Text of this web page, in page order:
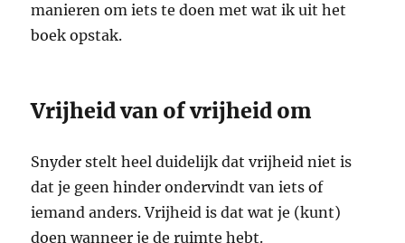
manieren om iets te doen met wat ik uit het
boek opstak.
Vrijheid van of vrijheid om
Snyder stelt heel duidelijk dat vrijheid niet is
dat je geen hinder ondervindt van iets of
iemand anders. Vrijheid is dat wat je (kunt)
doen wanneer je de ruimte hebt.